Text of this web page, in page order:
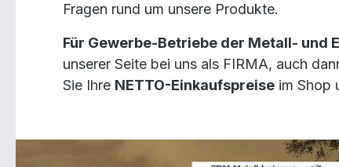
Fragen rund um unsere Produkte.
Für Gewerbe-Betriebe der Metall- und
unserer Seite bei uns als FIRMA, auch
Sie Ihre NETTO-Einkaufspreise im Shop